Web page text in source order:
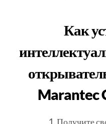
Как
Marantec
Получите